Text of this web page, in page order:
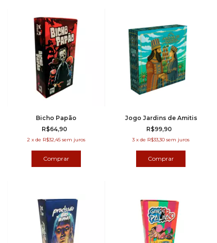
Bicho Papão
R$64,90
2 x de R$32,45 sem juros
Jogo Jardins de Amitis
R$99,90
3 xde R$33,30 sem juros